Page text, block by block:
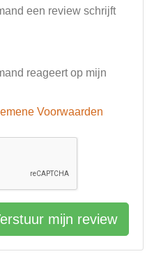
een review schrijft
reageert op mijn
Voorwaarden
mijn review